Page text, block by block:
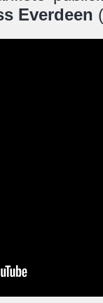
Everdeen (